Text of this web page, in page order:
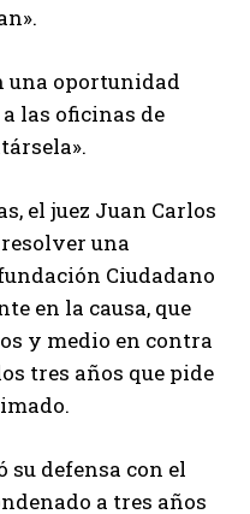
una oportunidad
las oficinas de
el juez Juan Carlos
una
Ciudadano
en la causa, que
y medio en contra
tres años que pide
su defensa con el
a tres años